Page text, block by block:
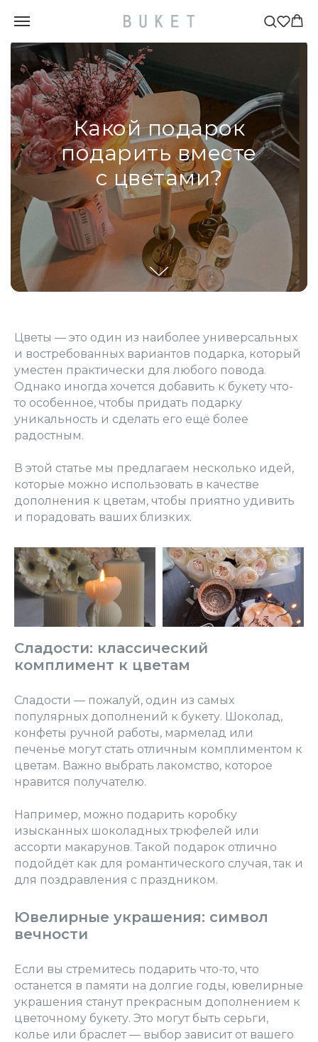
Главная Какой подарок подарить вместе с цветами?
Какой подарок
подарить вместе
с цветами?
Цветы — это один из наиболее универсальных
и востребованных вариантов подарка, который
уместен практически для любого повода.
Однако иногда хочется добавить к букету что-
то особенное, чтобы придать подарку
уникальность и сделать его ещё более
радостным.
В этой статье мы предлагаем несколько идей,
которые можно использовать в качестве
дополнения к цветам, чтобы приятно удивить
и порадовать ваших близких.
Сладости: классический
комплимент к цветам
Сладости — пожалуй, один из самых
популярных дополнений к букету. Шоколад,
конфеты ручной работы, мармелад или
печенье могут стать отличным комплиментом к
цветам. Важно выбрать лакомство, которое
нравится получателю.
Например, можно подарить коробку
изысканных шоколадных трюфелей или
ассорти макарунов. Такой подарок отлично
подойдёт как для романтического случая, так и
для поздравления с праздником.
Ювелирные украшения: символ
вечности
Если вы стремитесь подарить что-то, что
останется в памяти на долгие годы, ювелирные
украшения станут прекрасным дополнением к
цветочному букету. Это могут быть серьги,
колье или браслет — выбор зависит от вашего